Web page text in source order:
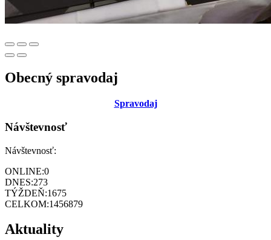
Obecný spravodaj
Spravodaj
Návštevnosť
Návštevnosť:
ONLINE:0
DNES:273
TÝŽDEŇ:1675
CELKOM:1456879
Aktuality